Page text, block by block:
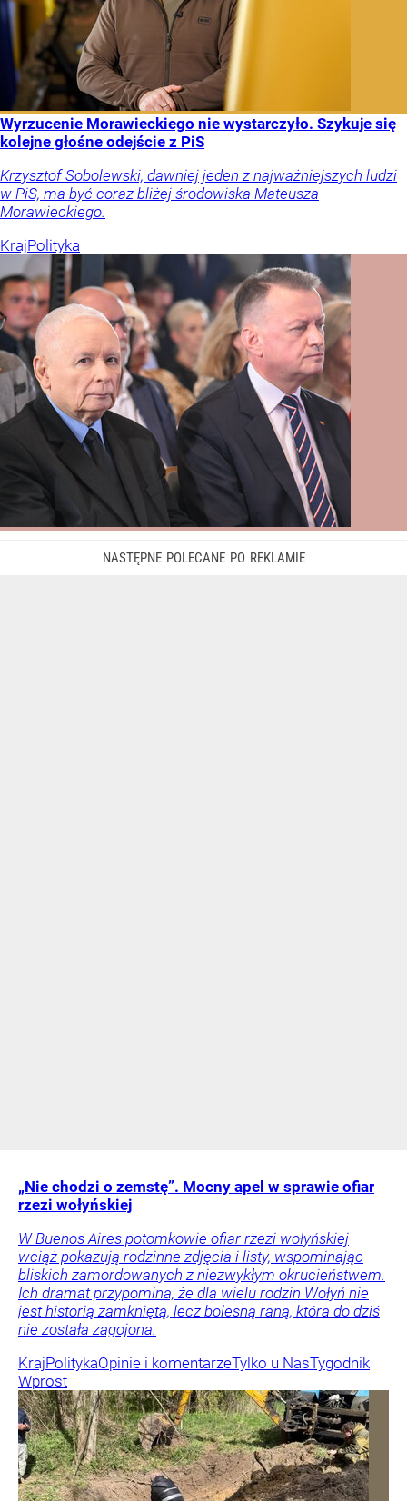
Wyrzucenie Morawieckiego nie wystarczyło. Szykuje się
kolejne głośne odejście z PiS
Krzysztof Sobolewski, dawniej jeden z najważniejszych ludzi
w PiS, ma być coraz bliżej środowiska Mateusza
Morawieckiego.
KrajPolityka
„Nie chodzi o zemstę”. Mocny apel w sprawie ofiar
rzezi wołyńskiej
W Buenos Aires potomkowie ofiar rzezi wołyńskiej
wciąż pokazują rodzinne zdjęcia i listy, wspominając
bliskich zamordowanych z niezwykłym okrucieństwem.
Ich dramat przypomina, że dla wielu rodzin Wołyń nie
jest historią zamkniętą, lecz bolesną raną, która do dziś
nie została zagojona.
KrajPolitykaOpinie i komentarzeTylko u NasTygodnik
Wprost